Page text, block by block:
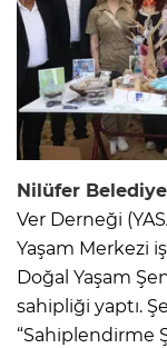
Nilüfer
Ver Derneği
Yaşam Merkezi
Doğal Yaşam
sahipliği yaptı.
“Sahiplendirme